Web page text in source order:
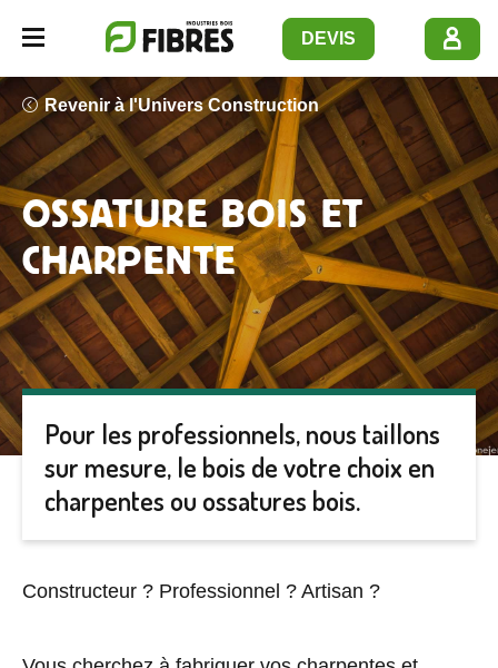
Navbar opener DEVIS
Revenir à l'Univers Construction
OSSATURE BOIS ET
CHARPENTE
Pour les professionnels, nous taillons
sur mesure, le bois de votre choix en
charpentes ou ossatures bois.
Constructeur ? Professionnel ? Artisan ?
Panneau de gestion des cookies